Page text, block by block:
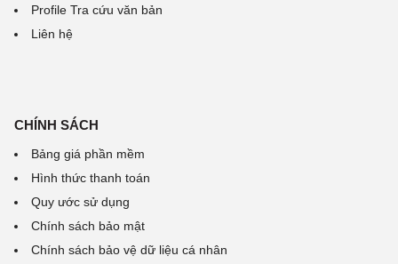
Profile Tra cứu văn bản
Liên hệ
CHÍNH SÁCH
Bảng giá phần mềm
Hình thức thanh toán
Quy ước sử dụng
Chính sách bảo mật
Chính sách bảo vệ dữ liệu cá nhân